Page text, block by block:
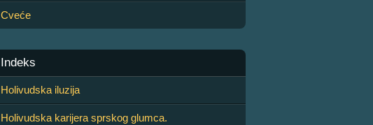
Cveće
Indeks
Holivudska iluzija
Holivudska karijera sprskog glumca.